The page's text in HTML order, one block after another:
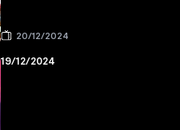
20/12/2024
19/12/2024